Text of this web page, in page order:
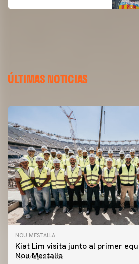
ÚLTIMAS NOTICIAS
NOU MESTALLA
Kiat Lim visita junto al primer
Nou Mestalla
07 agosto 2026